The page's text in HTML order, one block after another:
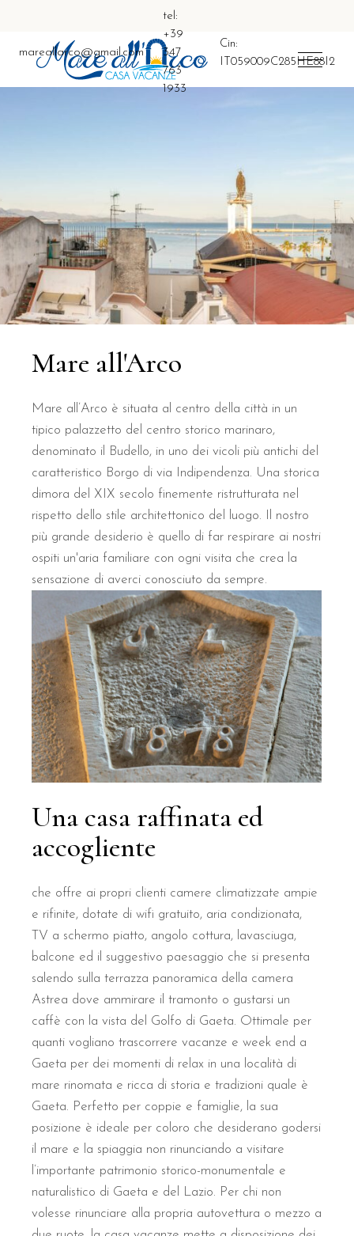
mareallarco@gmail.com
tel:
+39
347
763
1933
Cin:
IT059009C285HE88I2
Mare all'Arco
Mare all’Arco è situata al centro della città in un
tipico palazzetto del centro storico marinaro,
denominato il Budello, in uno dei vicoli più antichi del
caratteristico Borgo di via Indipendenza. Una storica
dimora del XIX secolo finemente ristrutturata nel
rispetto dello stile architettonico del luogo. Il nostro
più grande desiderio è quello di far respirare ai nostri
ospiti un'aria familiare con ogni visita che crea la
sensazione di averci conosciuto da sempre.
Una casa raffinata ed
accogliente
che offre ai propri clienti camere climatizzate ampie
e rifinite, dotate di wifi gratuito, aria condizionata,
TV a schermo piatto, angolo cottura, lavasciuga,
balcone ed il suggestivo paesaggio che si presenta
salendo sulla terrazza panoramica della camera
Astrea dove ammirare il tramonto o gustarsi un
caffè con la vista del Golfo di Gaeta. Ottimale per
quanti vogliano trascorrere vacanze e week end a
Gaeta per dei momenti di relax in una località di
mare rinomata e ricca di storia e tradizioni quale è
Gaeta. Perfetto per coppie e famiglie, la sua
posizione è ideale per coloro che desiderano godersi
il mare e la spiaggia non rinunciando a visitare
l’importante patrimonio storico-monumentale e
naturalistico di Gaeta e del Lazio. Per chi non
volesse rinunciare alla propria autovettura o mezzo a